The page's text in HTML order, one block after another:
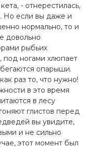
- отнерестилась,
Но если вы даже и
нормально, то и
довольно
рыбьих
под ногами хлюпает
опарыши.
раз то, что нужно!
в это время
в лесу
глистов перед
вы увидите,
и не сильно
этот момент был